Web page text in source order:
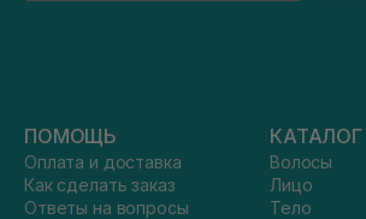
ПОМОЩЬ
Оплата и доставка
Как сделать заказ
Ответы на вопросы
КАТАЛОГ
Волосы
Лицо
Тело